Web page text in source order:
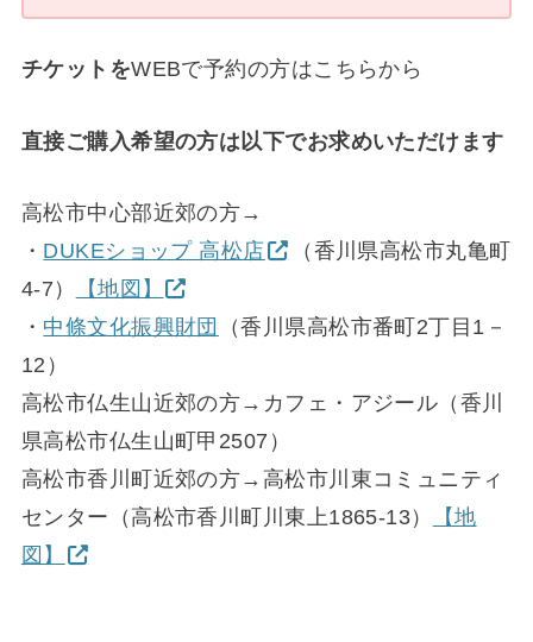
チケットをWEBで予約の方はこちらから
直接ご購入希望の方は以下でお求めいただけます
高松市中心部近郊の方→
・ DUKEショップ 高松店
（香川県高松市丸亀町
4-7）
【地図】
・ 中條文化振興財団
（香川県高松市番町2丁目1－
12）
高松市仏生山近郊の方→カフェ・アジール（香川
県高松市仏生山町甲2507）
高松市香川町近郊の方→高松市川東コミュニティ
センター（高松市香川町川東上1865-13）
【地
図】